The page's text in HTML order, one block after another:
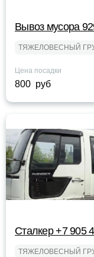
Вывоз мусора
ТЯЖЕЛОВЕСНЫЙ
Цена посадки
800 руб
Сталкер +7 905
ТЯЖЕЛОВЕСНЫЙ